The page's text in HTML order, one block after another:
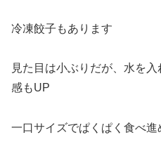
冷凍餃子もあります
見た目は小ぶりだが、水を
感もUP
一口サイズでぱくぱく食べ進